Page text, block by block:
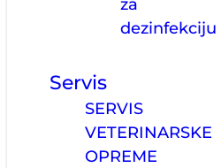
za
dezinfekciju
Servis
SERVIS
VETERINARSKE
OPREME